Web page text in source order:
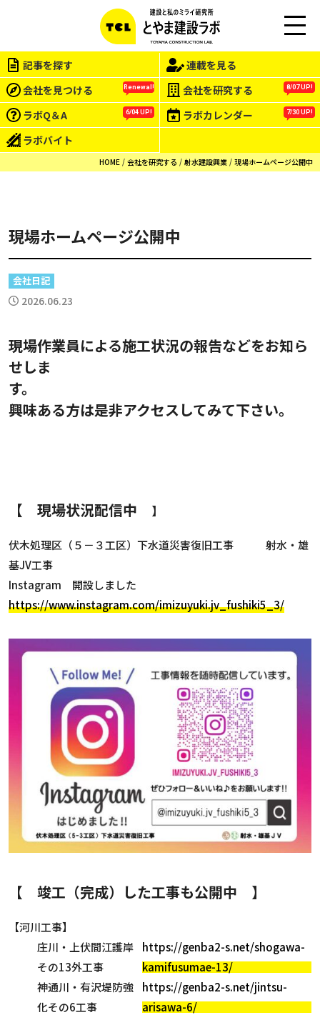
EN
記事を探す
連載を見る
会社を見つける
Renewal! 会社を研究する 8/07 UP!
ラボQ＆A 6/04 UP! ラボカレンダー 7/30 UP!
ラボバイト
HOME 会社を研究する 射水建設興業 現場ホームページ公開中
現場ホームページ公開中
会社日記
2026.06.23
現場作業員による施工状況の報告などをお知ら
せしま
す。
興味ある方は是非アクセスしてみて下さい。
【 現場状況配信中 】
伏木処理区（５－３工区）下水道災害復旧工事 射水・雄
基JV工事
Instagram 開設しました
https://www.instagram.com/imizuyuki.jv_fushiki5_3/
【 竣工（完成）した工事も公開中 】
【河川工事】
庄川・上伏間江護岸
その13外工事
https://genba2-s.net/shogawa-
kamifusumae-13/
神通川・有沢堤防強
化その6工事
https://genba2-s.net/jintsu-
arisawa-6/
この会社をもっと研究する